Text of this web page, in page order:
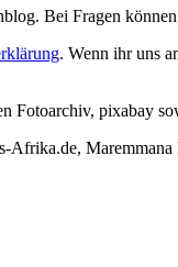
Bei Fragen
. Wenn ihr uns
Fotoarchiv, pixabay
Afrika.de,